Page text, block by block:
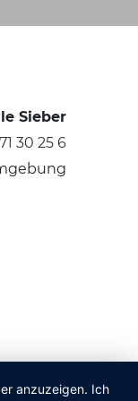
anzuzeigen. Ich
Sieber
30 25 6